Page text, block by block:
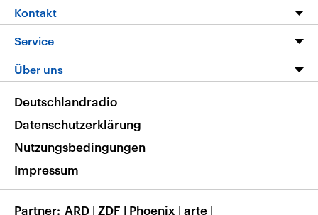
Die Nachrichten
Nachrichtenleicht
Neue Beiträge auf dlf.de
Livestream
Podcasts
Deutschlandfunk App
Nachrichten App
Frequenzen
Kontakt
Hörerservice
Service
FAQ
Veranstaltungen
Musikliste
RSS
Über uns
Barrierefreiheit
Deutschlandradio
Datenschutzerklärung
Nutzungsbedingungen
Impressum
Partner ARD | ZDF | Phoenix | arte |